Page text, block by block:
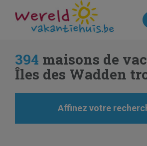
394 maisons de
Îles des Wadden
Affinez votre